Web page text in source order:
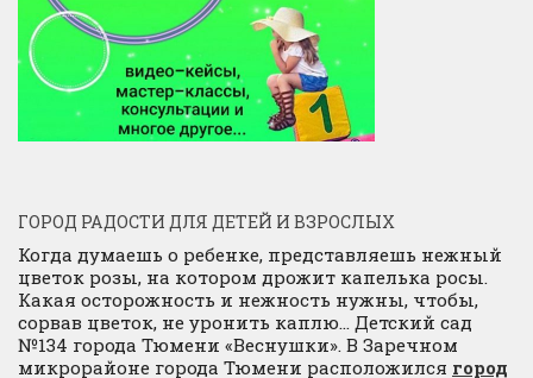
ГОРОД РАДОСТИ ДЛЯ ДЕТЕЙ И ВЗРОСЛЫХ
Когда думаешь о ребенке, представляешь нежный
цветок розы, на котором дрожит капелька росы.
Какая осторожность и нежность нужны, чтобы,
сорвав цветок, не уронить каплю… Детский сад
№134 города Тюмени «Веснушки». В Заречном
микрорайоне города Тюмени расположился город